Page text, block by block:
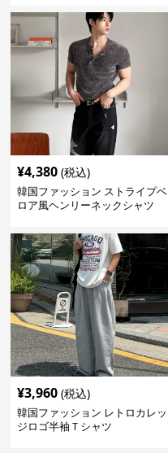
¥4,380 (税込)
韓国ファッション ストライプベ
ロア風ヘンリーネックシャツ
¥3,960 (税込)
韓国ファッション レトロカレッ
ジロゴ半袖Ｔシャツ